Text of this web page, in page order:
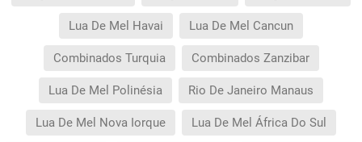
Lua De Mel Havai Lua De Mel Cancun
Combinados Turquia Combinados Zanzibar
Lua De Mel Polinésia Rio De Janeiro Manaus
Lua De Mel Nova Iorque Lua De Mel África Do Sul